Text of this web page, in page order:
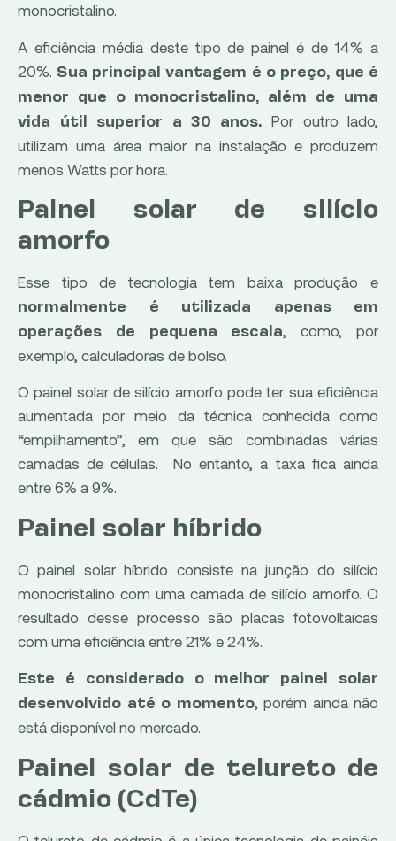
monocristalino.
A eficiência média deste tipo de painel é de 14% a
20%. Sua principal vantagem é o preço, que é
menor que o monocristalino, além de uma
vida útil superior a 30 anos. Por outro lado,
utilizam uma área maior na instalação e produzem
menos Watts por hora.
Painel solar de silício
amorfo
Esse tipo de tecnologia tem baixa produção e
normalmente é utilizada apenas em
operações de pequena escala, como, por
exemplo, calculadoras de bolso.
O painel solar de silício amorfo pode ter sua eficiência
aumentada por meio da técnica conhecida como
“empilhamento”, em que são combinadas várias
camadas de células. No entanto, a taxa fica ainda
entre 6% a 9%.
Painel solar híbrido
O painel solar híbrido consiste na junção do silício
monocristalino com uma camada de silício amorfo. O
resultado desse processo são placas fotovoltaicas
com uma eficiência entre 21% e 24%.
Este é considerado o melhor painel solar
desenvolvido até o momento, porém ainda não
está disponível no mercado.
Painel solar de telureto de
cádmio (CdTe)